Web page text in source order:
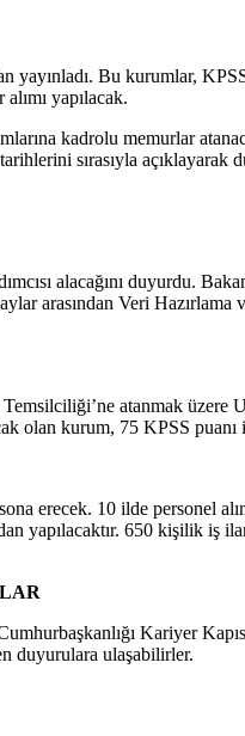
Bu kurumlar,
yapılacak.
kadrolu memurlar
sırasıyla açıklayarak
alacağını duyurdu.
arasından Veri Hazırlama
atanmak üzere
olan kurum, 75 KPSS
erecek. 10 ilde personel
yapılacaktır. 650 kişilik iş
Kariyer
duyurulara ulaşabilirler.